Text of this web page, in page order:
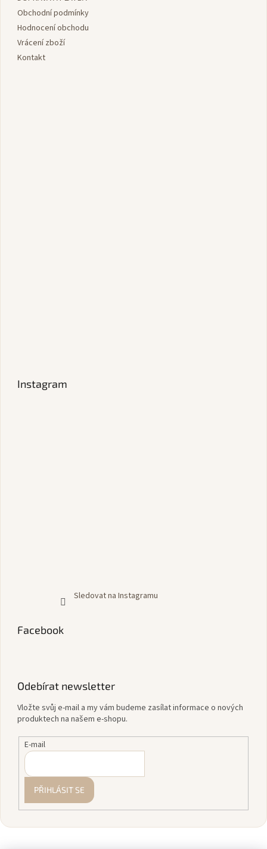
Obchodní podmínky
Hodnocení obchodu
Vrácení zboží
Kontakt
Instagram
Sledovat na Instagramu
Facebook
Odebírat newsletter
Vložte svůj e-mail a my vám budeme zasílat informace o nových
produktech na našem e-shopu.
E-mail
PŘIHLÁSIT SE